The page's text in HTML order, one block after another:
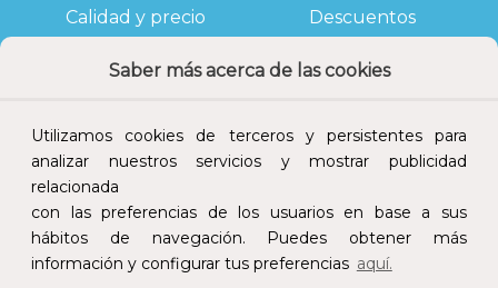
Saber más acerca de las cookies
Utilizamos cookies de terceros y persistentes para
analizar nuestros servicios y mostrar publicidad
relacionada
con las preferencias de los usuarios en base a sus
hábitos de navegación. Puedes obtener más
información y configurar tus preferencias aquí.
Calidad y precio Descuentos
Devoluciones Pago seguro
Atención al cliente